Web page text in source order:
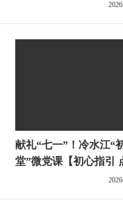
献礼“七一”！冷水江“
堂”微党课【初心指引
都】上线，看平凡岗